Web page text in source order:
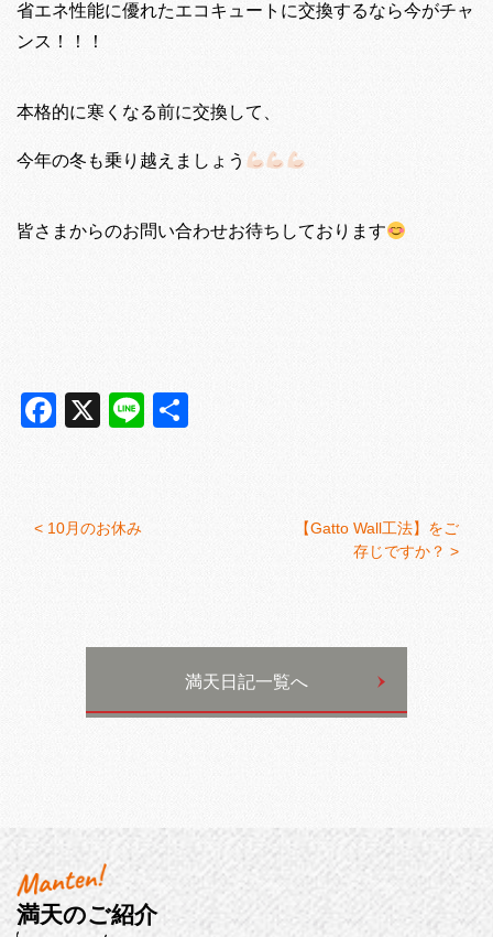
省エネ性能に優れたエコキュートに交換するなら今がチャ
ンス！！！
本格的に寒くなる前に交換して、
今年の冬も乗り越えましょう
皆さまからのお問い合わせお待ちしております
Facebook
X Line
< 10月のお休み
【Gatto Wall工法】をご
存じですか？ >
満天日記一覧へ
満天のご紹介